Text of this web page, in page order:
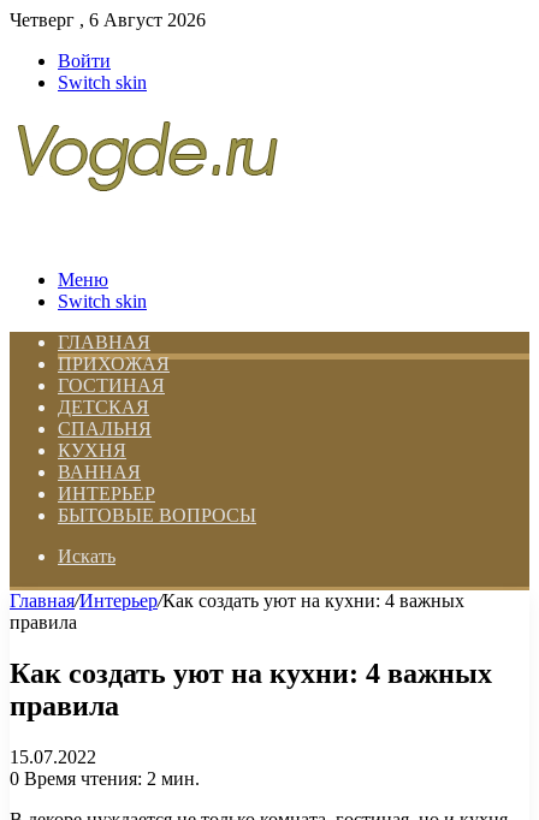
Четверг , 6 Август 2026
Войти
Switch skin
Меню
Switch skin
ГЛАВНАЯ
ПРИХОЖАЯ
ГОСТИНАЯ
ДЕТСКАЯ
СПАЛЬНЯ
КУХНЯ
ВАННАЯ
ИНТЕРЬЕР
БЫТОВЫЕ ВОПРОСЫ
Искать
Главная/Интерьер/Как создать уют на кухни: 4 важных
правила
Как создать уют на кухни: 4 важных
правила
15.07.2022
0 Время чтения: 2 мин.